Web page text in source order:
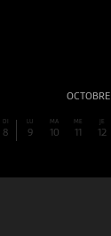
OCTOBRE
DI
8
LU
9
MA
10
ME
11
JE
12